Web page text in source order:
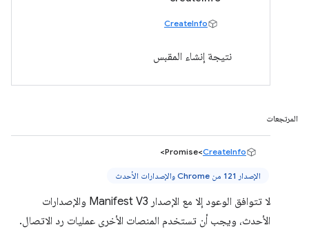
CreateInfo
نتيجة إنشاء المقبس
المرتجعات
Promise<CreateInfo
>
الإصدار 121 من Chrome والإصدارات الأحدث
لا تتوافق الوعود إلا مع الإصدار Manifest V3 والإصدارات
الأحدث، ويجب أن تستخدم المنصات الأخرى عمليات رد الاتصال.